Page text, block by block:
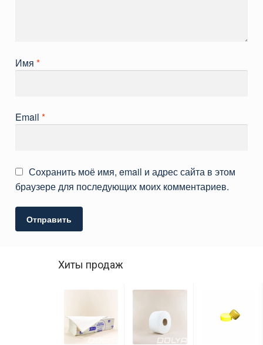
Имя *
Email *
Сохранить моё имя, email и адрес сайта в этом
браузере для последующих моих комментариев.
Хиты продаж